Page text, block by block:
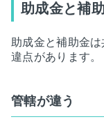
助成金と補
助成金と補助金
違点があります。
管轄が違う